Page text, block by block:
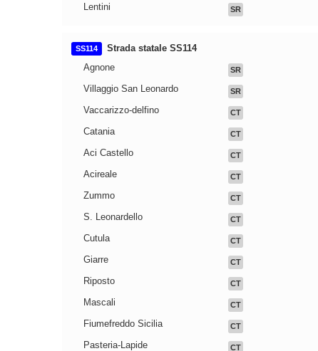
Lentini
SR
SS114
Strada statale SS114
Agnone
SR
Villaggio San Leonardo SR
Vaccarizzo-delfino CT
Catania CT
Aci Castello CT
Acireale CT
Zummo CT
S. Leonardello CT
Cutula CT
Giarre CT
Riposto CT
Mascali CT
Fiumefreddo Sicilia CT
Pasteria-Lapide CT